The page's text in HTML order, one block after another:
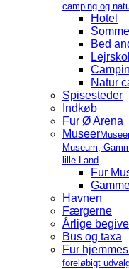
camping og
Hotel
Bed
Natur
Spisesteder
Indkøb
Fur Ø Arena
Museer
Museum,
lille Land
Fur
Havnen
Færgerne
Årlige
Bus og taxa
Fur
foreløbigt